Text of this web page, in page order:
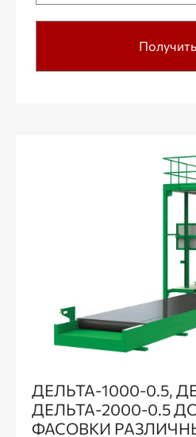
ДЕЛЬТА-1000-0.5,
ДЕЛЬТА-2000-0.5
ФАСОВКИ